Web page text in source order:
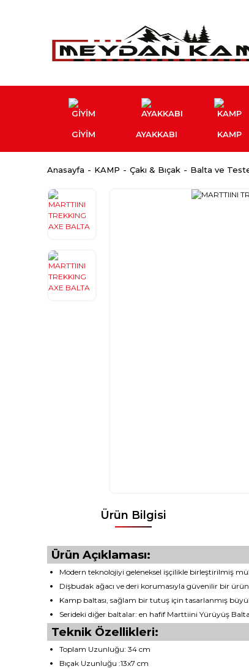
GİYİM AYAKKABI KAMP
Anasayfa KAMP Çakı & Bıçak Balta ve
Ürün Bilgisi
Ürün Açıklaması:
Modern teknolojiyi geleneksel işçilikle birleştirilmiş
Dişbudak ağacı ve deri korumasıyla güvenilir bir ürün
Kamp baltası, sağlam bir tutuş için tasarlanmış
Serideki diğer baltalar: en hafif Marttiini Yürüyüş
Teknik Özellikleri:
Toplam Uzunluğu: 34 cm
Bıçak Uzunluğu :13x7 cm